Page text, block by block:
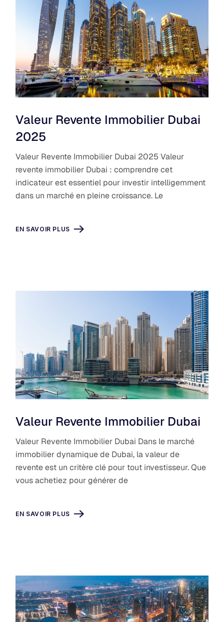
Valeur Revente Immobilier Dubai
2025
Valeur Revente Immobilier Dubai 2025 Valeur
revente immobilier Dubai : comprendre cet
indicateur est essentiel pour investir intelligemment
dans un marché en pleine croissance. Le
EN SAVOIR PLUS
Valeur Revente Immobilier Dubai
Valeur Revente Immobilier Dubai Dans le marché
immobilier dynamique de Dubai, la valeur de
revente est un critère clé pour tout investisseur. Que
vous achetiez pour générer de
EN SAVOIR PLUS